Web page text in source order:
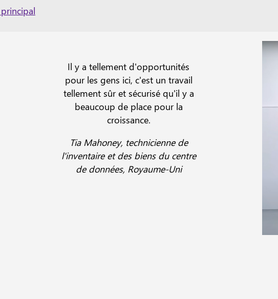
Il y a tellement d'opportunités
pour les gens ici, c'est un travail
tellement sûr et sécurisé qu'il y a
beaucoup de place pour la
croissance.
Tia Mahoney, technicienne de
l'inventaire et des biens du centre
de données, Royaume-Uni